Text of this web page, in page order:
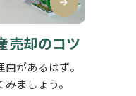
売却のコツ
があるはず。
ましょう。